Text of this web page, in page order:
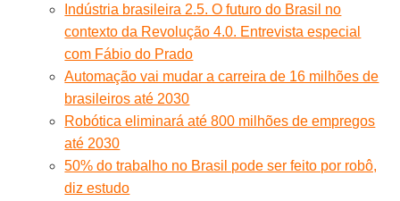
Indústria brasileira 2.5. O futuro do Brasil no
contexto da Revolução 4.0. Entrevista especial
com Fábio do Prado
Automação vai mudar a carreira de 16 milhões de
brasileiros até 2030
Robótica eliminará até 800 milhões de empregos
até 2030
50% do trabalho no Brasil pode ser feito por robô,
diz estudo